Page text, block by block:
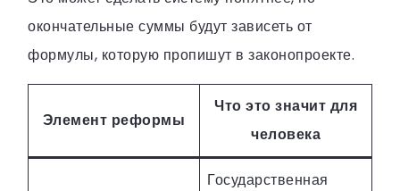
окончательные суммы будут зависеть от
формулы, которую пропишут в законопроекте.
Элемент реформы
Что это значит для
человека
Государственная